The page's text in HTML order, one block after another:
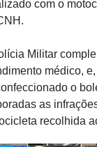
com o
Militar
médico,
o
as
recolhida